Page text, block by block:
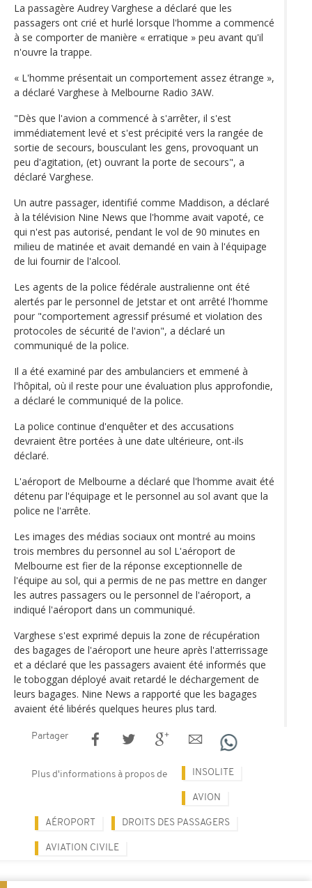
La passagère Audrey Varghese a déclaré que les
passagers ont crié et hurlé lorsque l'homme a commencé
à se comporter de manière « erratique » peu avant qu'il
n'ouvre la trappe.
« L'homme présentait un comportement assez étrange »,
a déclaré Varghese à Melbourne Radio 3AW.
"Dès que l'avion a commencé à s'arrêter, il s'est
immédiatement levé et s'est précipité vers la rangée de
sortie de secours, bousculant les gens, provoquant un
peu d'agitation, (et) ouvrant la porte de secours", a
déclaré Varghese.
Un autre passager, identifié comme Maddison, a déclaré
à la télévision Nine News que l'homme avait vapoté, ce
qui n'est pas autorisé, pendant le vol de 90 minutes en
milieu de matinée et avait demandé en vain à l'équipage
de lui fournir de l'alcool.
Les agents de la police fédérale australienne ont été
alertés par le personnel de Jetstar et ont arrêté l'homme
pour "comportement agressif présumé et violation des
protocoles de sécurité de l'avion", a déclaré un
communiqué de la police.
Il a été examiné par des ambulanciers et emmené à
l'hôpital, où il reste pour une évaluation plus approfondie,
a déclaré le communiqué de la police.
La police continue d'enquêter et des accusations
devraient être portées à une date ultérieure, ont-ils
déclaré.
L'aéroport de Melbourne a déclaré que l'homme avait été
détenu par l'équipage et le personnel au sol avant que la
police ne l'arrête.
Les images des médias sociaux ont montré au moins
trois membres du personnel au sol L'aéroport de
Melbourne est fier de la réponse exceptionnelle de
l'équipe au sol, qui a permis de ne pas mettre en danger
les autres passagers ou le personnel de l'aéroport, a
indiqué l'aéroport dans un communiqué.
Varghese s'est exprimé depuis la zone de récupération
des bagages de l'aéroport une heure après l'atterrissage
et a déclaré que les passagers avaient été informés que
le toboggan déployé avait retardé le déchargement de
leurs bagages. Nine News a rapporté que les bagages
avaient été libérés quelques heures plus tard.
Partager
Plus d'informations à propos de INSOLITE
AVION
AÉROPORT DROITS DES PASSAGERS
AVIATION CIVILE